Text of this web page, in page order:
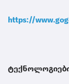
https://